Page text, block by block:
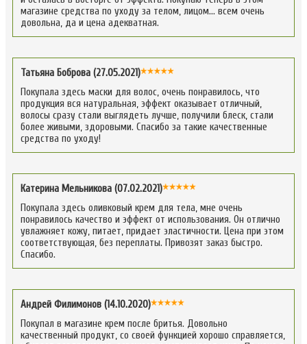
магазине средства по уходу за телом, лицом… всем очень
довольна, да и цена адекватная.
Татьяна Боброва (27.05.2021)
Покупала здесь маски для волос, очень понравилось, что
продукция вся натуральная, эффект оказывает отличный,
волосы сразу стали выглядеть лучше, получили блеск, стали
более живыми, здоровыми. Спасибо за такие качественные
средства по уходу!
Катерина Мельникова (07.02.2021)
Покупала здесь оливковый крем для тела, мне очень
понравилось качество и эффект от использования. Он отлично
увлажняет кожу, питает, придает эластичности. Цена при этом
соответствующая, без переплаты. Привозят заказ быстро.
Спасибо.
Андрей Филимонов (14.10.2020)
Покупал в магазине крем после бритья. Довольно
качественный продукт, со своей функцией хорошо справляется,